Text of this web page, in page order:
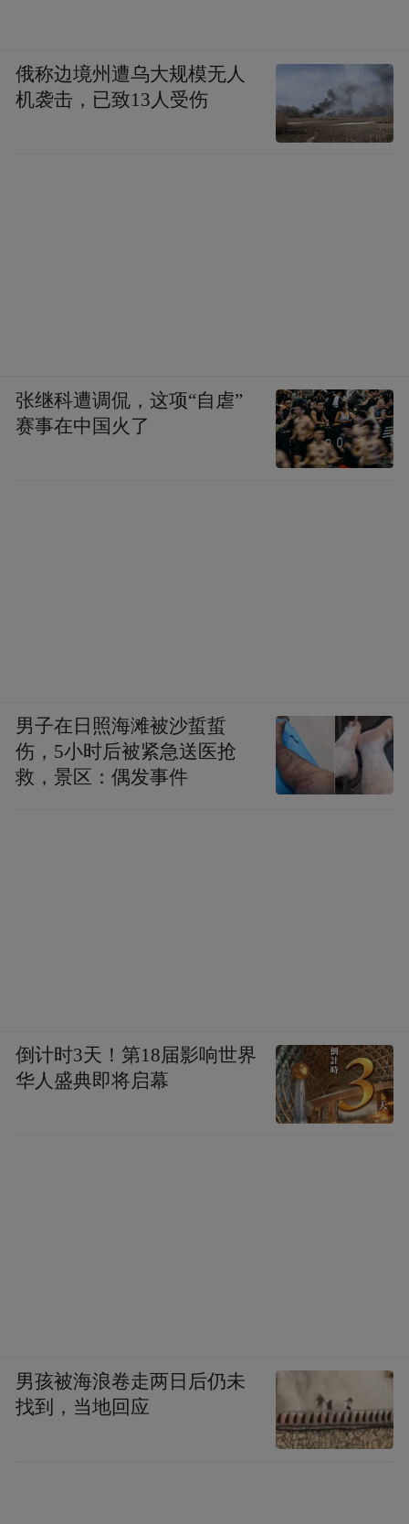
俄称边境州遭乌大规模无人
机袭击，已致13人受伤
张继科遭调侃，这项“自虐”
赛事在中国火了
男子在日照海滩被沙蜇蜇
伤，5小时后被紧急送医抢
救，景区：偶发事件
倒计时3天！第18届影响世界
华人盛典即将启幕
男孩被海浪卷走两日后仍未
找到，当地回应